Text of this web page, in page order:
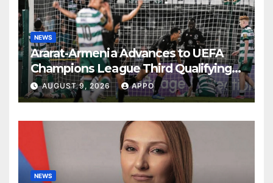
NEWS
Ararat-Armenia Advances to UEFA
Champions League Third Qualifying
Round
AUGUST 9, 2026 APPO
NEWS